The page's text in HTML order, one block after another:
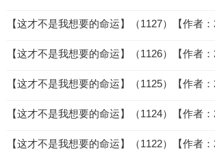
【这才不是我想要的命运】（1127）【作者：
【这才不是我想要的命运】（1126）【作者：
【这才不是我想要的命运】（1125）【作者：
【这才不是我想要的命运】（1124）【作者：
【这才不是我想要的命运】（1122）【作者：